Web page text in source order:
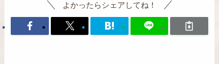
よかったらシェアしてね！